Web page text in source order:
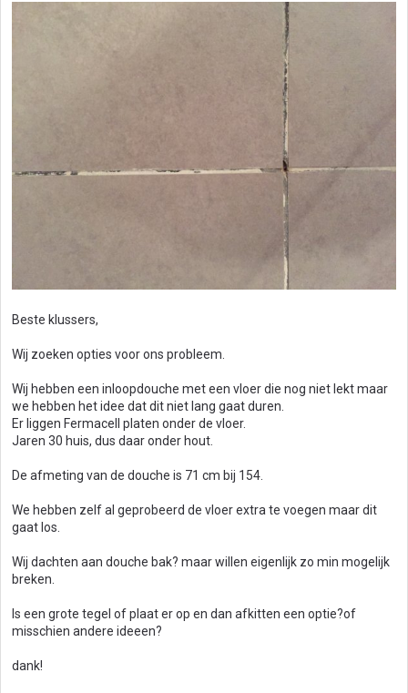
Beste klussers,
Wij zoeken opties voor ons probleem.
Wij hebben een inloopdouche met een vloer die nog niet lekt maar
we hebben het idee dat dit niet lang gaat duren.
Er liggen Fermacell platen onder de vloer.
Jaren 30 huis, dus daar onder hout.
De afmeting van de douche is 71 cm bij 154.
We hebben zelf al geprobeerd de vloer extra te voegen maar dit
gaat los.
Wij dachten aan douche bak? maar willen eigenlijk zo min mogelijk
breken.
Is een grote tegel of plaat er op en dan afkitten een optie?of
misschien andere ideeen?
dank!